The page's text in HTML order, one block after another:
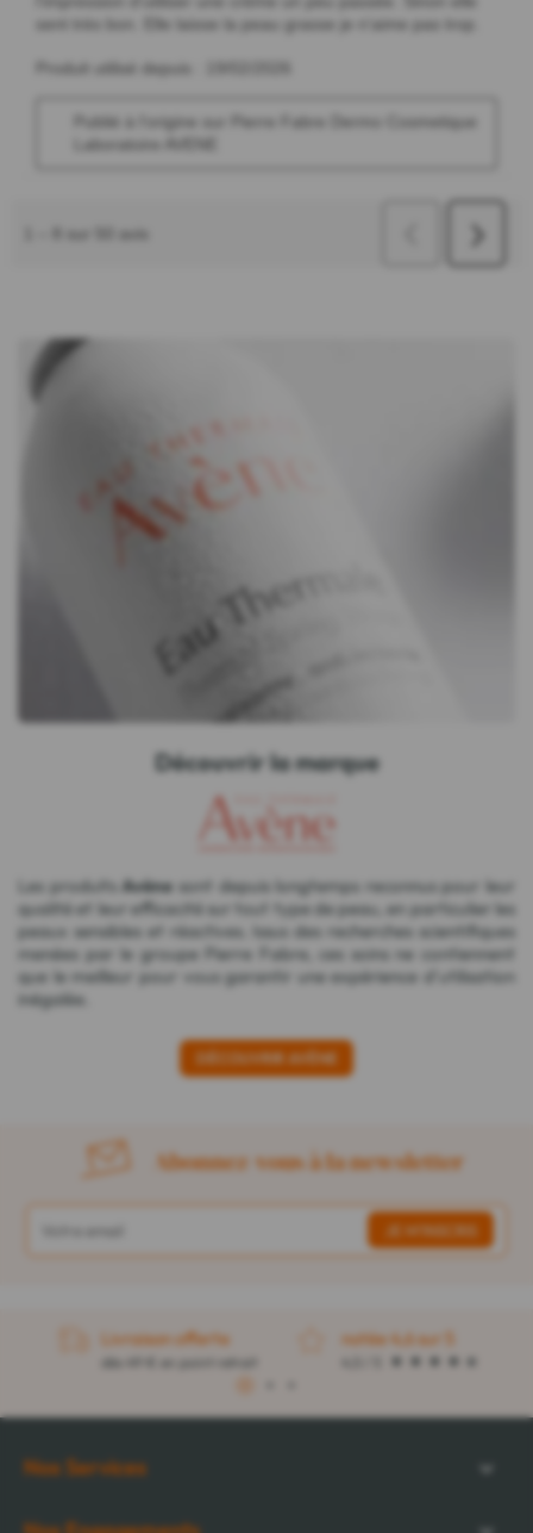
Découvrir la marque
Les produits Avènesont depuis longtemps reconnus pour leur
qualité et leur efficacité sur tout type de peau, en particulier les
peaux sensibles et réactives. Issus des recherches scientifiques
menées par le groupe Pierre Fabre, ces soins ne contiennent
que le meilleur pour vous garantir une expérience d'utilisation
inégalée.
DÉCOUVRIR AVÈNE
Abonnez-vous à la newsletter
Livraison offerte
dès 49 € en point retrait
notée 4,6 sur 5
Nos Services